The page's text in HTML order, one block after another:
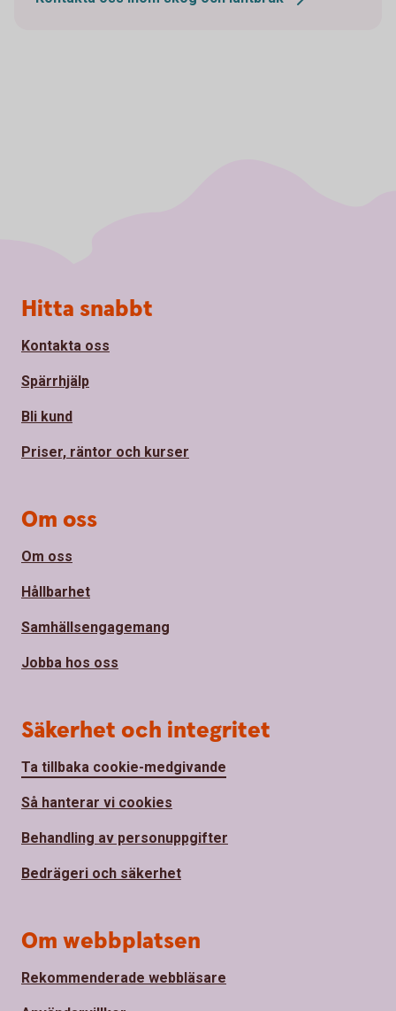
Sidfot
Hitta snabbt
Kontakta oss
Spärrhjälp
Bli kund
Priser, räntor och kurser
Om oss
Om oss
Hållbarhet
Samhällsengagemang
Jobba hos oss
Säkerhet och integritet
Ta tillbaka cookie-medgivande
Så hanterar vi cookies
Behandling av personuppgifter
Bedrägeri och säkerhet
Om webbplatsen
Rekommenderade webbläsare